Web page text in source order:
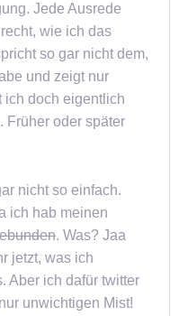
Jede Ausrede
wie ich das
so gar nicht dem,
und zeigt nur
ich doch eigentlich
Früher oder später
nicht so einfach.
ich hab meinen
. Was? Jaa
jetzt, was ich
Aber ich dafür twitter
unwichtigen Mist!